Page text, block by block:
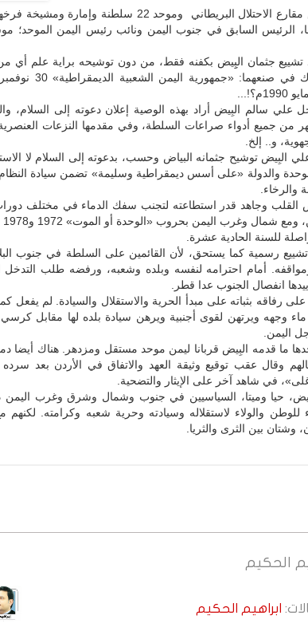
برز تشييع جثمان البِيض مقارع الاحتلال البريطاني وموحد 22 سلطنة
دوامه 128 عاما، الرئيس السابق في جنوب اليمن ونائب رئيس اليمن الموحد؛
تشييع جثمان البِِيض بكفنه فقط، من دون توشيحه براية علم أي من
علي سالم البِيض أراد بهذه الوصية إعلان دعوته إلى السلام،
من جميع أدواء صراعات السلطة، وفي مقدمها النزعات العنصرية،
و.. إلخ.
البِيض توشيح جثمانه البياض وحسب، بدعوته إلى السلام لا
والدولة «على أسس ديمقراطية وسليمة» تضمن سيادة النظام
والرخاء.
القلب وجاهد قدر استطاعته لتجنب سفك الدماء في مختلف
للسنة الحادية عشرة.
رسمية كما يستحق، لأن القائمين على السلطة في جنوب
ومواقفه. أمام احترامه لنفسه وبلده وشعبه، ورفضه طلب
انفصال الجنوب عدا قطر.
رفاقه بثباته على مبدأ الحرية والاستقلال والسيادة. لم يفعل
وجهه ويرتهن لقوى أجنبية ويرهن سيادة بلده لها مقابل
اليمن.
ما قدمه البِيض قربانا ليمن موحد مستقل ومزدهر. هناك أيضا
وقال عقب توقيع وثيقة العهد والاتفاق في الأردن بعد
في شاهد آخر على الإيثار والتضحية.
حيا وميتا، السياسيين في جنوب وشمال وشرق وغرب اليمن
للوطن والولاء لاستقلاله وسيادته وحرية شعبه وكرامته. لكنهم
وشتان بين الثرى والثريا.
الحكيم
ابراهيم الحكيم